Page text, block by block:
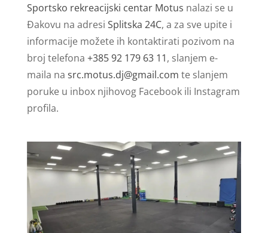
Sportsko rekreacijski centar Motus nalazi se u
Đakovu na adresi Splitska 24C, a za sve upite i
informacije možete ih kontaktirati pozivom na
broj telefona +385 92 179 63 11, slanjem e-
maila na src.motus.dj@gmail.com te slanjem
poruke u inbox njihovog Facebook ili Instagram
profila.